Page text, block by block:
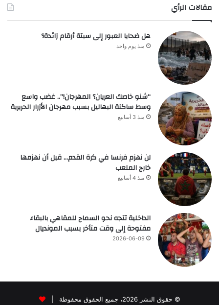
مقالات الرأي
هل ضحايا العبور إلى سبتة أرقام زائدة؟
منذ يوم واحد
“شنو خاصك العريان؟ المهرجان!”.. غضب واسع
وسط ساكنة البهاليل بسبب مهرجان الأزرار الحريرية
منذ 3 أسابيع
لن نهزم فرنسا في كرة القدم… قبل أن نهزمها
خارج الملعب
منذ 4 أسابيع
الداخلية تتجه نحو السماح للمقاهي بالبقاء
مفتوحة إلى وقت متأخر بسبب المونديال
2026-06-09
© حقوق النشر 2026، جميع الحقوق محفوظة |